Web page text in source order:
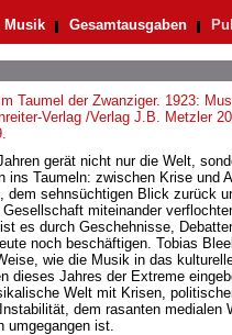
Musik Gesamtausgaben
Taumel der Zwanziger. 1923:
Verlag /Verlag J.B. Metzler
gerät nicht nur die Welt,
ins Taumeln: zwischen Krise und
dem sehnsüchtigen Blick zurück
miteinander
es durch Geschehnisse,
noch beschäftigen. Tobias
wie die Musik in das
dieses Jahres der Extreme
Welt mit Krisen,
dem rasanten medialen
umgegangen ist.